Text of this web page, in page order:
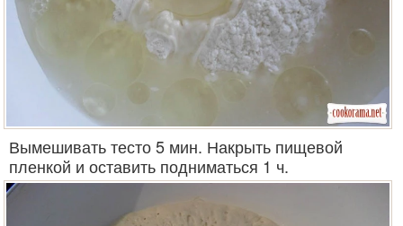
Вымешивать тесто 5 мин. Накрыть пищевой
пленкой и оставить подниматься 1 ч.